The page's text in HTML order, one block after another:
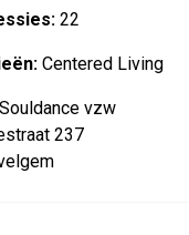
22
Centered Living
Souldance vzw
237